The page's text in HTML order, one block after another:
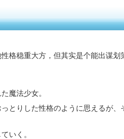
格稳重大方，但其实是个能出谋划
魔法少女。
とりした性格のように思えるが、
いく。